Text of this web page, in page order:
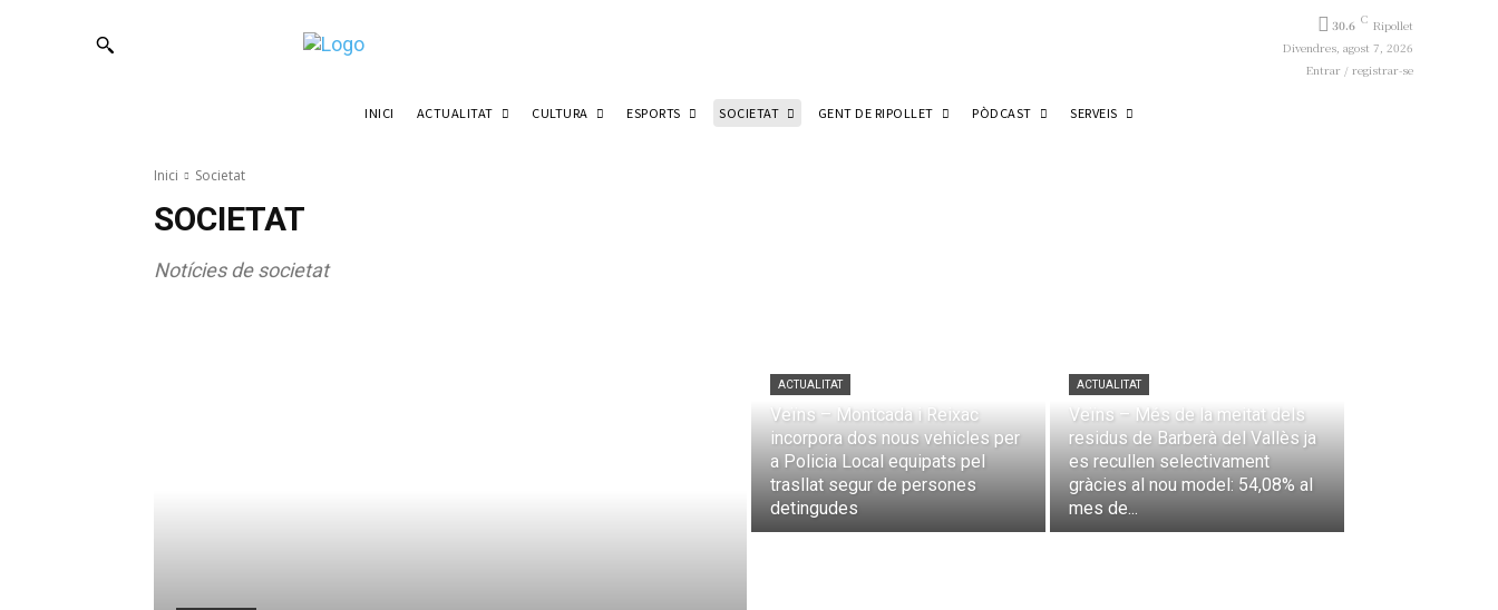
30.6 C Ripollet
Divendres, agost 7, 2026
Entrar / registrar-se
INICI ACTUALITAT CULTURA ESPORTS SOCIETAT GENT DE RIPOLLET PÒDCAST SERVEIS
Inici Societat
SOCIETAT
Notícies de societat
ACTUALITAT
Veïns – Montcada i Reixac
incorpora dos nous vehicles per
a Policia Local equipats pel
trasllat segur de persones
detingudes
ACTUALITAT
Veïns – Més de la meitat dels
residus de Barberà del Vallès ja
es recullen selectivament
gràcies al nou model: 54,08% al
mes de...